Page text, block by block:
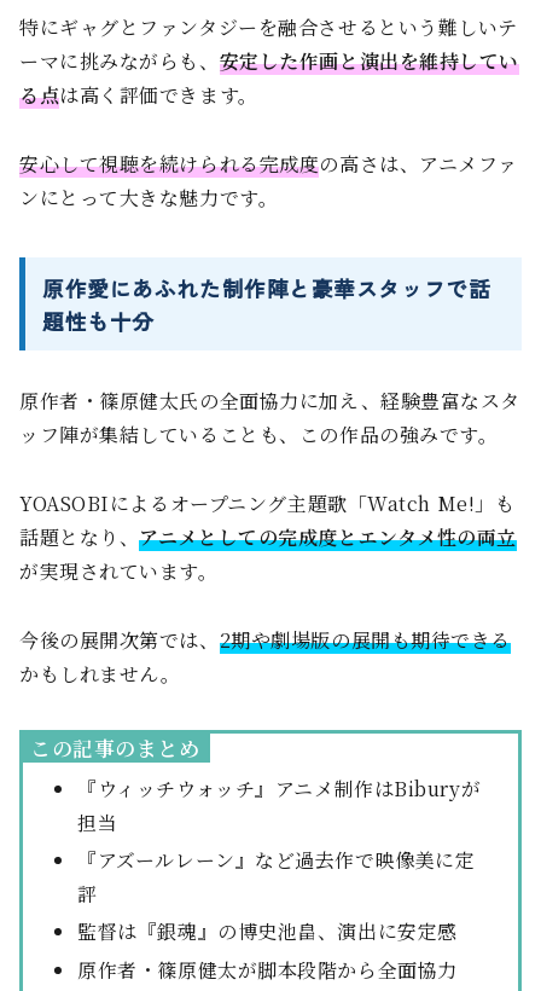
特にギャグとファンタジーを融合させるという難しいテ
ーマに挑みながらも、 安定した作画と演出を維持してい
る点は高く評価できます。
安心して視聴を続けられる完成度の高さは、アニメファ
ンにとって大きな魅力です。
原作愛にあふれた制作陣と豪華スタッフで話
題性も十分
原作者・篠原健太氏の全面協力に加え、経験豊富なスタ
ッフ陣が集結していることも、この作品の強みです。
YOASOBIによるオープニング主題歌「Watch Me!」も
話題となり、アニメとしての完成度とエンタメ性の両立
が実現されています。
今後の展開次第では、 2期や劇場版の展開も期待できる
かもしれません。
この記事のまとめ
『ウィッチウォッチ』アニメ制作はBiburyが
担当
『アズールレーン』など過去作で映像美に定
評
監督は『銀魂』の博史池畠、演出に安定感
原作者・篠原健太が脚本段階から全面協力